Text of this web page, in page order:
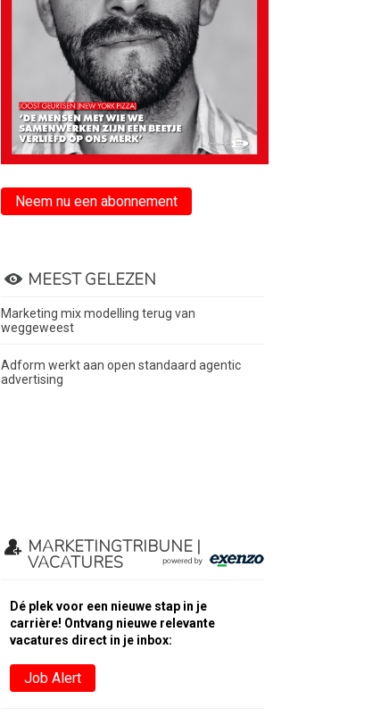
Neem nu een abonnement
MEEST GELEZEN
Marketing mix modelling terug van
weggeweest
Adform werkt aan open standaard agentic
advertising
MARKETINGTRIBUNE |
VACATURES
Dé plek voor een nieuwe stap in je
carrière! Ontvang nieuwe relevante
vacatures direct in je inbox:
Job Alert